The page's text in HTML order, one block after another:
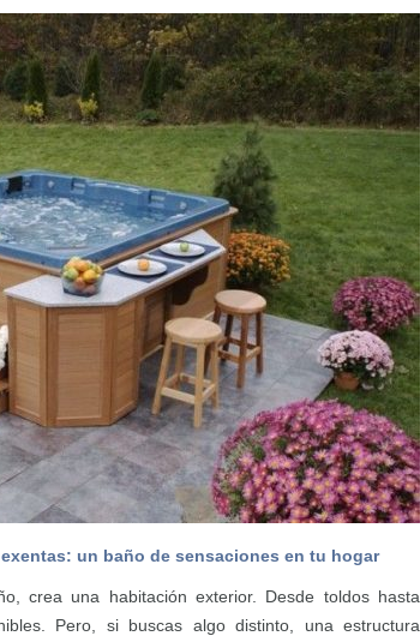
exentas: un baño de sensaciones en tu hogar
crea una habitación exterior. Desde toldos hasta
Pero, si buscas algo distinto, una estructura